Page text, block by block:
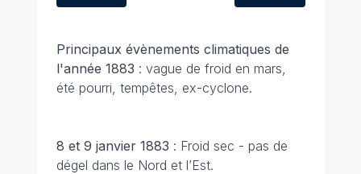
Principaux évènements climatiques de
l'année 1883 : vague de froid en mars,
été pourri, tempêtes, ex-cyclone.
8 et 9 janvier 1883 : Froid sec - pas de
dégel dans le Nord et l’Est.